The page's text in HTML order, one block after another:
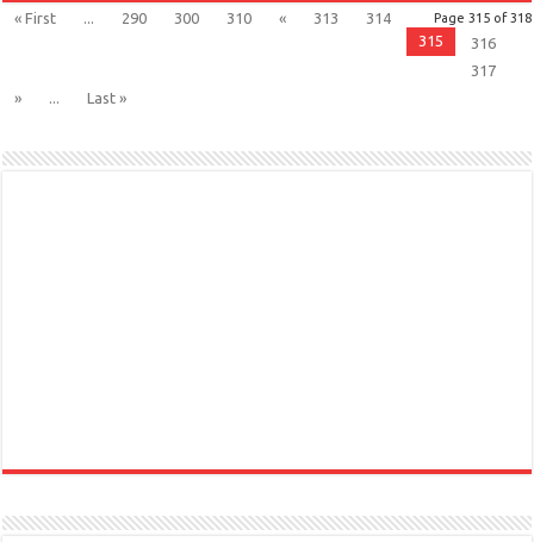
Page 315 of 318
« First ... 290 300 310 « 313
314
315
316
317
»
... Last »